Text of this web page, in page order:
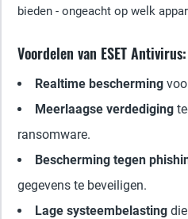
bieden - ongeacht op welk
Voordelen van ESET Antivirus:
Realtime bescherming
Meerlaagse verdediging
ransomware.
Bescherming tegen
gegevens te beveiligen.
Lage systeembelasting